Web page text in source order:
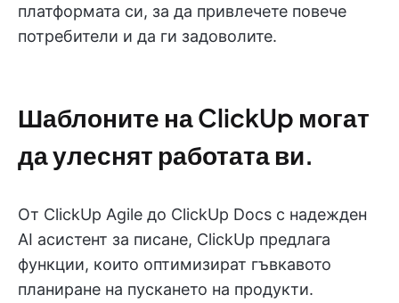
платформата си, за да привлечете повече
потребители и да ги задоволите.
Шаблоните на ClickUp могат
да улеснят работата ви.
От ClickUp Agile до ClickUp Docs с надежден
AI асистент за писане, ClickUp предлага
функции, които оптимизират гъвкавото
планиране на пускането на продукти.